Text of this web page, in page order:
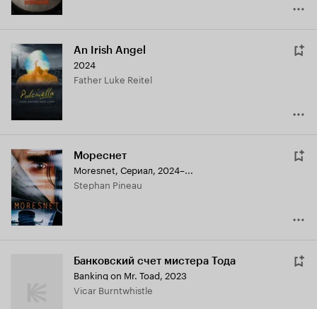
An Irish Angel
2024
Father Luke Reitel
Мореснет
Moresnet, Сериал, 2024–...
Stephan Pineau
Банковский счет мистера Тода
Banking on Mr. Toad, 2023
Vicar Burntwhistle